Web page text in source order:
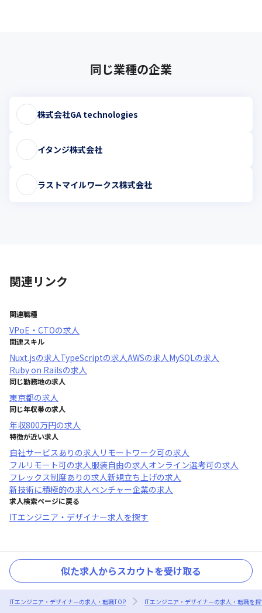
同じ業種の企業
株式会社GA technologies
イタンジ株式会社
ラストマイルワークス株式会社
関連リンク
関連職種
VPoE・CTOの求人
関連スキル
Nuxt.jsの求人TypeScriptの求人AWSの求人MySQLの求人
Ruby on Railsの求人
同じ勤務地の求人
東京都の求人
同じ年収帯の求人
年収800万円の求人
特徴が近い求人
自社サービスあり の求人 リモートワーク可の求人
フルリモート可の求人服装自由の求人オンライン選考可の求人
フレックス制度あり の求人新規立ち上げの求人
新技術に積極的の求人ベンチャー企業の求人
求人検索ページに戻る
ITエンジニア・デザイナー求人を探す
似た求人からスカウトを受け取る
ITエンジニア・デザイナーの求人・転職TOP ITエンジニア・デザイナーの求人・転職を